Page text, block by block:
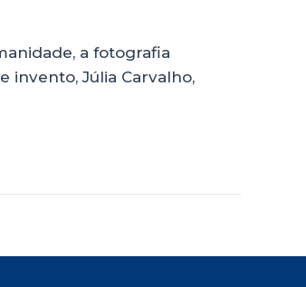
a fotografia
invento, Júlia Carvalho,